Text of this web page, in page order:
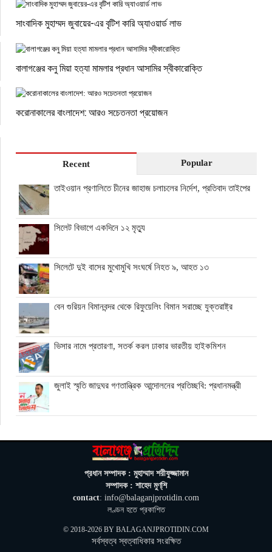
সাংবাদিক মুহাম্মদ জুবায়ের-এর বৃটিশ কারি অ্যাওয়ার্ড লাভ
বালাগঞ্জের কনু মিয়া হত্যা মামলার প্রধান আসামির স্বীকারোক্তি
করোনাকালের বাংলাদেশ: আরও সচেতনতা প্রয়োজন
Recent Popular
তাইওয়ান প্রণালিতে চীনের জাহাজ চলাচলের নির্দেশ, প্রতিবাদ তাইপের
সিলেট বিভাগে একদিনে ১২ মৃত্যু
সিলেটে দুই বাসের মুখোমুখি সংঘর্ষে নিহত ৯, আহত ১৩
বেন গুরিয়ন বিমানবন্দর থেকে রিফুয়েলিং বিমান সরাচ্ছে যুক্তরাষ্ট্র
ভিসার নামে প্রতারণা, সতর্ক করল ঢাকার ভারতীয় হাইকমিশন
জুলাই স্মৃতি জাদুঘর গণতান্ত্রিক আন্দোলনের প্রতিচ্ছবি: প্রধানমন্ত্রী
মিথ্যা ও বানোয়াট সংবাদ সম্মেলনের প্রতিবাদে সিলেট প্রেস ক্লাবে
কনর মিয়ার পাল্টা সংবাদ সম্মেলন
অতিরিক্ত বিদ্যুৎ বিল নিয়ে অপপ্রচারের অভিযোগ, ব্যবস্থা নেওয়ার
হুঁশিয়ারি বিদ্যুৎ বিভাগের
ওমানে মিলবে ১৪ দিনের ফ্রি পর্যটন ভিসা
প্রধান সম্পাদক : মুহাম্মাদ শরীফুজ্জামান
সম্পাদক : শাহেদ মুণ্‌শি
contact: info@balaganjprotidin.com
লণ্ডন হতে প্রকাশিত
© 2018-2026 BY BALAGANJPROTIDIN.COM
সর্বস্বত্ব স্বত্বাধিকার সংরক্ষিত